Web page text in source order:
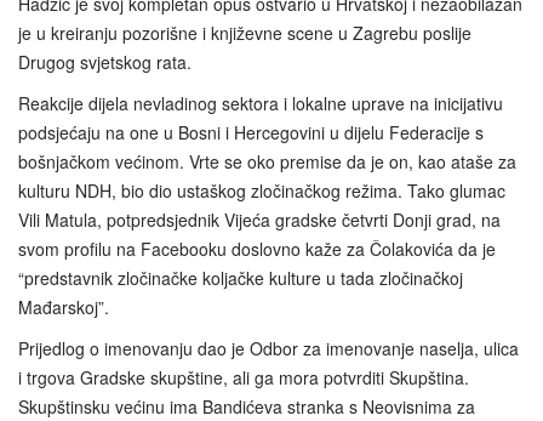
je u kreiranju pozorišne i književne scene u Zagrebu poslije
Drugog svjetskog rata.
Reakcije dijela nevladinog sektora i lokalne uprave na inicijativu
podsjećaju na one u Bosni i Hercegovini u dijelu Federacije s
bošnjačkom većinom. Vrte se oko premise da je on, kao ataše za
kulturu NDH, bio dio ustaškog zločinačkog režima. Tako glumac
Vili Matula, potpredsjednik Vijeća gradske četvrti Donji grad, na
svom profilu na Facebooku doslovno kaže za Čolakovića da je
“predstavnik zločinačke koljačke kulture u tada zločinačkoj
Mađarskoj”.
Prijedlog o imenovanju dao je Odbor za imenovanje naselja, ulica
i trgova Gradske skupštine, ali ga mora potvrditi Skupština.
Skupštinsku većinu ima Bandićeva stranka s Neovisnima za